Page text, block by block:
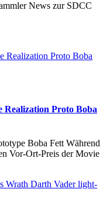
News zur SDCC
Realization Proto Boba
Boba Fett Während
Vor-Ort-Preis der Movie